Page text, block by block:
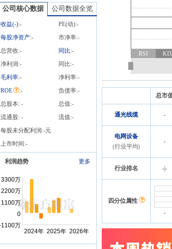
公司核心数据 公司数据全览
收益(-):- PE(动):-
每股净资产:- 市净率:-
总营收:- 同比:-
净利润:- 同比:-
毛利率:- 净利率:-
ROE
:- 负债率:-
总股本: - 总值:-
流通股: - 流值:-
每股未分配利润:-元
上市时间:-
利润趋势 更多
RSI
总市
通光线缆 -
电网设备
(行业平均)
-
行业排名 --
四分位属性
-